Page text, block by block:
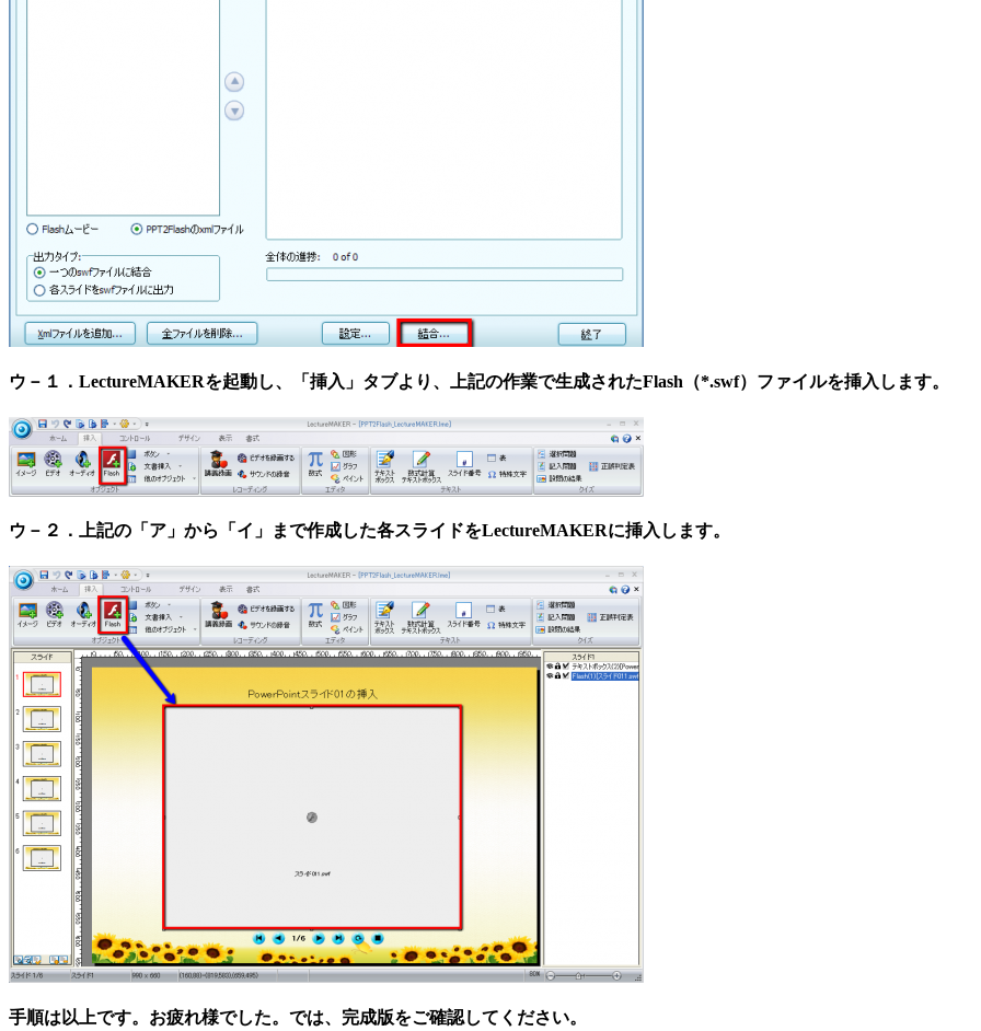
ウ－１．LectureMAKERを起動し、「挿入」タブより、上記の作業で生成されたFlash（*.swf）ファイルを挿入します。
ウ－２．上記の「ア」から「イ」まで作成した各スライドをLectureMAKERに挿入します。
手順は以上です。お疲れ様でした。では、完成版をご確認してください。